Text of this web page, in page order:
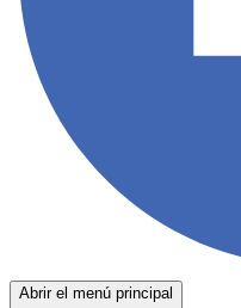
Abrir el menú principal